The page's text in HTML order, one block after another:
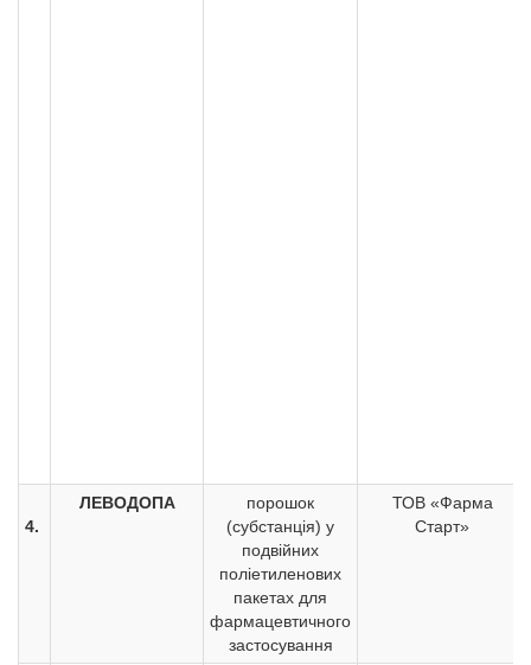
4.
ЛЕВОДОПА
порошок
(субстанція) у
подвійних
поліетиленових
пакетах для
фармацевтичного
застосування
ТОВ «Фарма
Старт»